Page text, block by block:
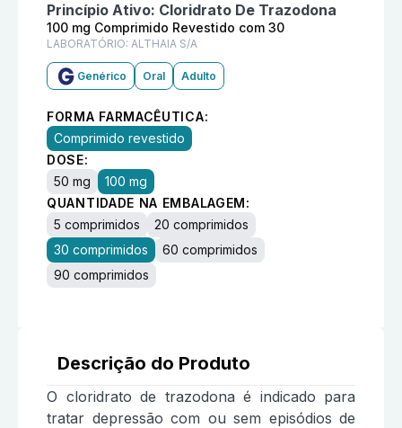
Princípio Ativo: Cloridrato De Trazodona
100 mg Comprimido Revestido com 30
LABORATÓRIO: ALTHAIA S/A
Genérico Oral Adulto
FORMA FARMACÊUTICA:
Comprimido revestido
DOSE:
50 mg
100 mg
QUANTIDADE NA EMBALAGEM:
5 comprimidos
20 comprimidos
30 comprimidos
60 comprimidos
90 comprimidos
Descrição do Produto
O cloridrato de trazodona é indicado para
tratar depressão com ou sem episódios de